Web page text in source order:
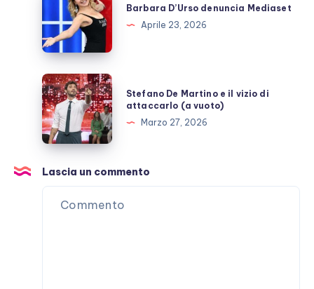
D’Urso
denuncia
Mediaset
Barbara D’Urso denuncia Mediaset
Aprile 23, 2026
Stefano
De
Martino
e
vizio
di
attaccarlo
Stefano De Martino e il vizio di
attaccarlo (a vuoto)
Marzo 27, 2026
Lascia un commento